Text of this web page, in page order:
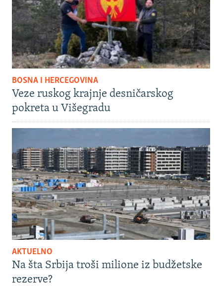
BOSNA I HERCEGOVINA
Veze ruskog krajnje desničarskog
pokreta u Višegradu
AKTUELNO
Na šta Srbija troši milione iz budžetske
rezerve?